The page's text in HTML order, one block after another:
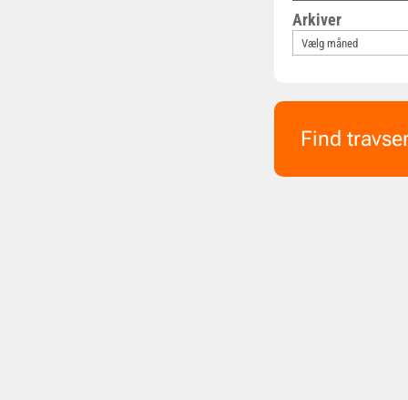
Arkiver
Find